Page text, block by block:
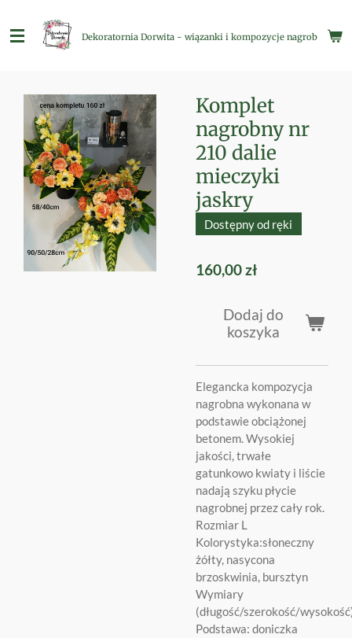
do
głównej
Dekoratornia Dorwita - wiązanki i kompozycje nagrobne
Komplet
nagrobny nr
210 dalie
mieczyki
jaskry
Dostępny od ręki
160,00 zł
Dodaj do
koszyka
Elegancka kompozycja
nagrobna wykonana w
podstawie obciążonej
betonem. Wysokiej
jakości, trwałe
gatunkowo kwiaty i liście
nadają szyku płycie
nagrobnej przez cały rok.
Rozmiar L
Kolorystyka:słoneczny
żółty, nasycona
brzoskwinia, bursztyn
Wymiary
(długość/szerokość/
Podstawa: doniczka